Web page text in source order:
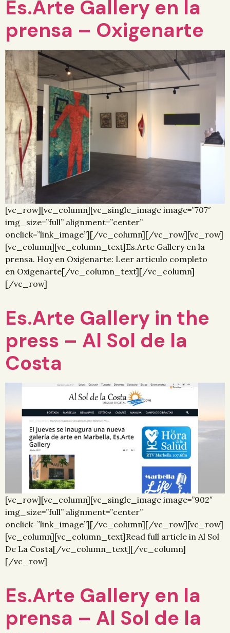
Es.Arte Gallery en la
prensa – Oxigenarte
[vc_row][vc_column][vc_single_image image=”707″
img_size=”full” alignment=”center”
onclick=”link_image”][/vc_column][/vc_row][vc_row]
[vc_column][vc_column_text]Es.Arte Gallery en la
prensa. Hoy en Oxigenarte: Leer artículo completo
en Oxigenarte[/vc_column_text][/vc_column]
[/vc_row]
Es.Arte Gallery in the
press – Al Sol de la
Costa
[vc_row][vc_column][vc_single_image image=”902″
img_size=”full” alignment=”center”
onclick=”link_image”][/vc_column][/vc_row][vc_row]
[vc_column][vc_column_text]Read full article in Al Sol
De La Costa[/vc_column_text][/vc_column]
[/vc_row]
Es.Arte Gallery en la
prensa – Al Sol de la